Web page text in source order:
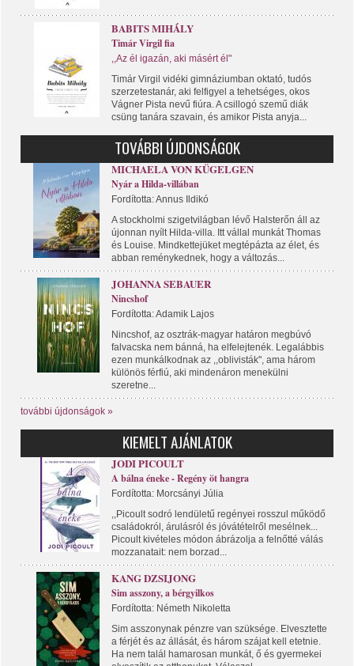
BABITS MIHÁLY
Timár Virgil fia
,,Az él igazán, aki másért él"
Timár Virgil vidéki gimnáziumban oktató, tudós
szerzetestanár, aki felfigyel a tehetséges, okos
Vágner Pista nevű fiúra. A csillogó szemű diák
csüng tanára szavain, és amikor Pista anyja...
TOVÁBBI ÚJDONSÁGOK
MICHAELA VON KÜGELGEN
Nyár a Hilda-villában
Fordította: Annus Ildikó
A stockholmi szigetvilágban lévő Halsterőn áll az
újonnan nyílt Hilda-villa. Itt vállal munkát Thomas
és Louise. Mindkettejüket megtépázta az élet, és
abban reménykednek, hogy a változás...
JOHANNA SEBAUER
Nincshof
Fordította: Adamik Lajos
Nincshof, az osztrák-magyar határon megbúvó
falvacska nem bánná, ha elfelejtenék. Legalábbis
ezen munkálkodnak az ,,oblivisták", ama három
különös férfiú, aki mindenáron menekülni
szeretne...
további újdonságok »
KIEMELT AJÁNLATOK
JODI PICOULT
A bálna éneke - Regény öt hangra
Fordította: Morcsányi Júlia
,,Picoult sodró lendületű regényei rosszul működő
családokról, árulásról és jóvátételről mesélnek...
Picoult kivételes módon ábrázolja a felnőtté válás
mozzanatait: nem borzad...
KANG DZSIJONG
Sim asszony, a bérgyilkos
Fordította: Németh Nikoletta
Sim asszonynak pénzre van szüksége. Elvesztette
a férjét és az állását, és három szájat kell etetnie.
Ha nem talál hamarosan munkát, ő és gyermekei